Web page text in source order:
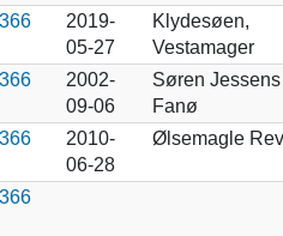
366
2019-
05-27
Klydesøen,
Vestamager
366
2002-
09-06
Søren
Fanø
366
2010-
06-28
Ølsemagle
366